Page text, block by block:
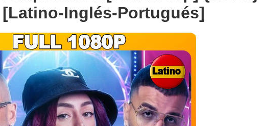
[Latino-Inglés-Portugués]